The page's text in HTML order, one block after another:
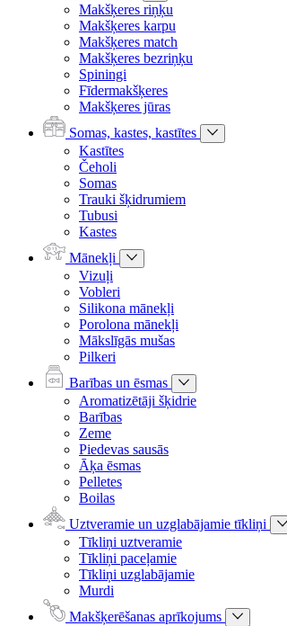
Makšķeres riņķu
Makšķeres karpu
Makšķeres match
Makšķeres bezriņķu
Spiningi
Fīdermakšķeres
Makšķeres jūras
Somas, kastes, kastītes
Kastītes
Čeholi
Somas
Trauki šķidrumiem
Tubusi
Kastes
Mānekļi
Vizuļi
Vobleri
Silikona mānekļi
Porolona mānekļi
Mākslīgās mušas
Pilkeri
Barības un ēsmas
Aromatizētāji šķidrie
Barības
Zeme
Piedevas sausās
Āķa ēsmas
Pelletes
Boilas
Uztveramie un uzglabājamie tīkliņi
Tīkliņi uztveramie
Tīkliņi paceļamie
Tīkliņi uzglabājamie
Murdi
Makšķerēšanas aprīkojums